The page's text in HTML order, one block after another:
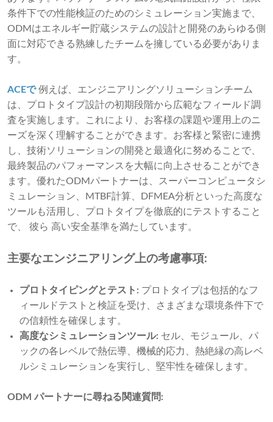
条件下での性能検証のためのシミュレーション実施まで、
ODMはエネルギー貯蔵システムの設計と開発のあらゆる側
面に対応できる熟練したチームを擁している必要がありま
す。
ACEで例えば、エンジニアリングソリューションチーム
は、プロトタイプ設計の初期段階から広範なフィールド調
査を実施します。これにより、お客様の課題や運用上のニ
ーズを深く理解することができます。お客様と緊密に連携
し、技術ソリューションの開発と最適化に努めることで、
最終製品のパフォーマンスを大幅に向上させることができ
ます。優れたODMパートナーは、スーパーコンピュータシ
ミュレーション、MTBF計算、DFMEA分析といった高度な
ツールも活用し、プロトタイプを徹底的にテストすること
で、 彼ら 高い安全基準を満たしています。
主要なエンジニアリング上の考慮事項:
プロトタイピングとテスト: プロトタイプは包括的なフ
ィールドテストと検証を受け、さまざまな環境条件下で
の信頼性を確保します。
高度なシミュレーションツール: セル、モジュール、パ
ックの各レベルで熱伝導、機械的応力、熱絶縁の高レベ
ルシミュレーションを実行し、堅牢性を確保します。
ODM パートナーに尋ねる関連質問: